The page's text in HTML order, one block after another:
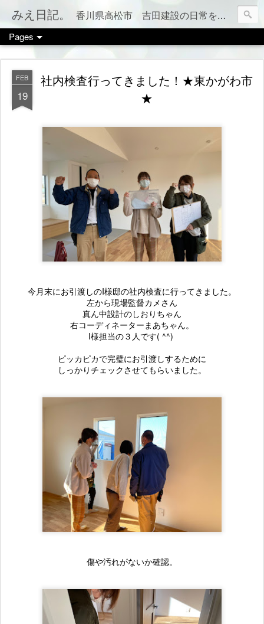
みえ日記。 香川県高松市 吉田建設の日常をお伝えします。 家づくりのこと、税金のこと、カフェやお店情報、ママ会のこと等など、カテゴリー別でもご覧いただけます（右上のメニューボタンを押してね）
Pages
FEB
19
社内検査行ってきました！★東かがわ市
★
今月末にお引渡しのI様邸の社内検査に行ってきました。
左から現場監督カメさん
真ん中設計のしおりちゃん
右コーディネーターまあちゃん。
I様担当の３人です( ^^)
ピッカピカで完璧にお引渡しするために
しっかりチェックさせてもらいました。
傷や汚れがないか確認。